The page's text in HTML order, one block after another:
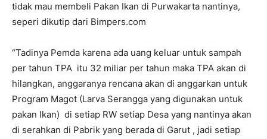
tidak mau membeli Pakan Ikan di Purwakarta nantinya,
seperi dikutip dari Bimpers.com
“Tadinya Pemda karena ada uang keluar untuk sampah
per tahun TPA itu 32 miliar per tahun maka TPA akan di
hilangkan, anggaranya rencana akan di anggarkan untuk
Program Magot (Larva Serangga yang digunakan untuk
pakan Ikan) di setiap RW setiap Desa yang nantinya akan
di serahkan di Pabrik yang berada di Garut , jadi setiap